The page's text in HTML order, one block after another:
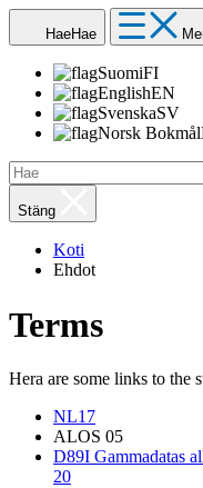
HaeHae
SuomiFI
EnglishEN
SvenskaSV
Norsk Bokmål
Stäng
Koti
Ehdot
Terms
Hera are some links to the
NL17
ALOS 05
D89I Gammadatas
20